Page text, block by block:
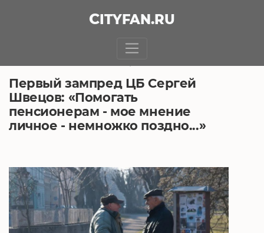
CITYFAN.RU
Первый зампред ЦБ Сергей
Швецов: «Помогать
пенсионерам - мое мнение
личное - немножко поздно...»